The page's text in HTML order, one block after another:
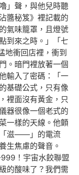
」聲，與他兒時聽
醬秘笈》裡記載的
氣味籠罩，且燈號
到來之時。」「七
地衝回店裡，衝到
。暗門裡放著一個
輸入了密碼：「一
基礎公式，只有像
裡面沒有黃金，只
器很像一個老式的
一樣的天線。他顫
「滋——」的電流
生焦慮的聲音。
999！宇宙水餃聯盟
的酸味了？我們需